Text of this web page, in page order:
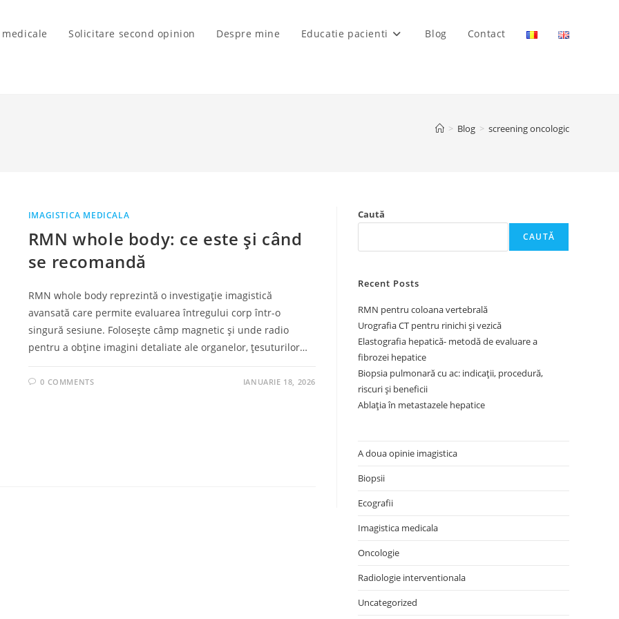
Solicitare second opinion Despre mine Educatie pacienti Blog Contact
> Blog > screening oncologic
IMAGISTICA MEDICALA
RMN whole body: ce este și când
se recomandă
RMN whole body reprezintă o investigație imagistică
avansată care permite evaluarea întregului corp într-o
singură sesiune. Folosește câmp magnetic și unde radio
pentru a obține imagini detaliate ale organelor, țesuturilor…
0 COMMENTS IANUARIE 18, 2026
Caută
CAUTĂ
Recent Posts
RMN pentru coloana vertebrală
Urografia CT pentru rinichi și vezică
Elastografia hepatică- metodă de evaluare a
fibrozei hepatice
Biopsia pulmonară cu ac: indicații, procedură,
riscuri și beneficii
Ablația în metastazele hepatice
A doua opinie imagistica
Biopsii
Ecografii
Imagistica medicala
Oncologie
Radiologie interventionala
Uncategorized